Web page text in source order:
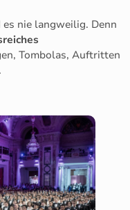
nie langweilig. Denn
Tombolas, Auftritten